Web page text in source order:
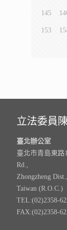
145
153
立法委員
臺北辦公室
臺北市青島東路
Rd.,
Zhongzheng
Taiwan (R.O.C.)
TEL:(02)2358-
FAX:(02)2358-